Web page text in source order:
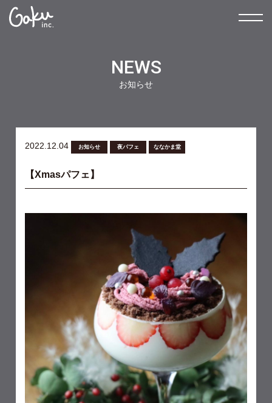
NEWS
お知らせ
2022.12.04 お知らせ 夜パフェ ななかま堂
【Xmasパフェ】